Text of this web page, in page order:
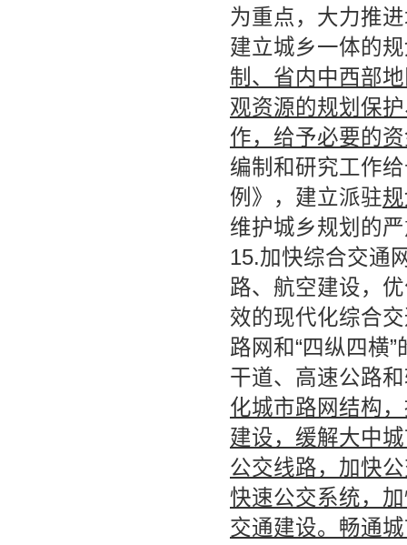
为重点，大力推
建立城乡一体的
制、省内中西部
观资源的规划保
作，给予必要的
编制和研究工作
例》，建立派驻
维护城乡规划的
15.加快综合交通
路、航空建设，
效的现代化综合
路网和“四纵四横
干道、高速公路
化城市路网结构
建设，缓解大中
公交线路，加快
快速公交系统，
交通建设。畅通